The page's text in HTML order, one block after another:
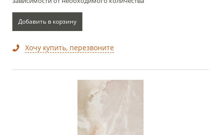
Добавить в корзину
Хочу купить, перезвоните